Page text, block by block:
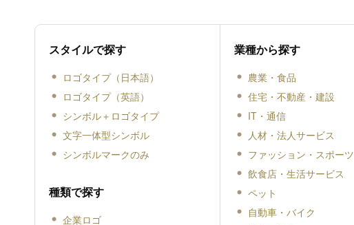
スタイルで探す
ロゴタイプ（日本語）
ロゴタイプ（英語）
シンボル＋ロゴタイプ
文字一体型シンボル
シンボルマークのみ
種類で探す
企業ロゴ
業種から探す
農業・食品
住宅・不動産・建設
IT・通信
人材・法人サービス
ファッション・スポーツ
飲食店・生活サービス
ペット
自動車・バイク